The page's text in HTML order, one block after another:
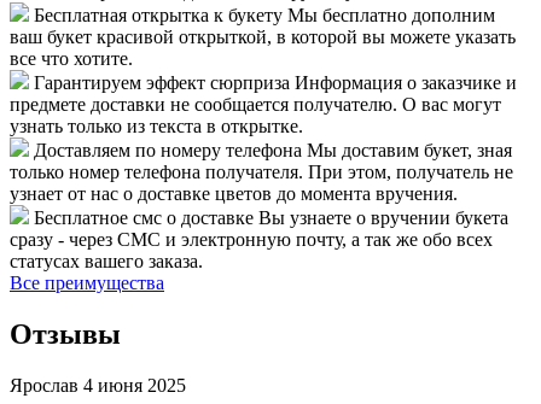
Бесплатная открытка к букету Мы бесплатно дополним
ваш букет красивой открыткой, в которой вы можете указать
все что хотите.
Гарантируем эффект сюрприза Информация о заказчике и
предмете доставки не сообщается получателю. О вас могут
узнать только из текста в открытке.
Доставляем по номеру телефона Мы доставим букет, зная
только номер телефона получателя. При этом, получатель не
узнает от нас о доставке цветов до момента вручения.
Бесплатное смс о доставке Вы узнаете о вручении букета
сразу - через СМС и электронную почту, а так же обо всех
статусах вашего заказа.
Все преимущества
Отзывы
Ярослав 4 июня 2025